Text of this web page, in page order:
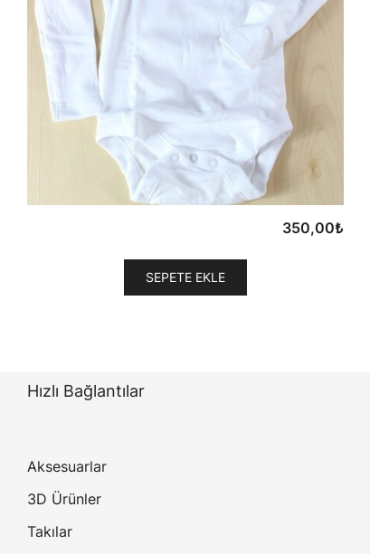
350,00₺
SEPETE EKLE
Hızlı Bağlantılar
Aksesuarlar
3D Ürünler
Takılar